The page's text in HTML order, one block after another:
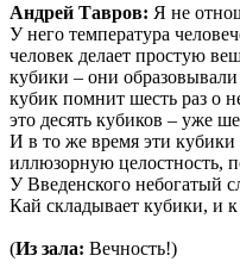
Андрей Тавров: Я не
У него температура
человек делает простую
кубики – они
кубик помнит шесть раз о
это десять кубиков – уже
И в то же время эти
иллюзорную целостность,
У Введенского небогатый
Кай складывает кубики, и
(Из зала: Вечность!)